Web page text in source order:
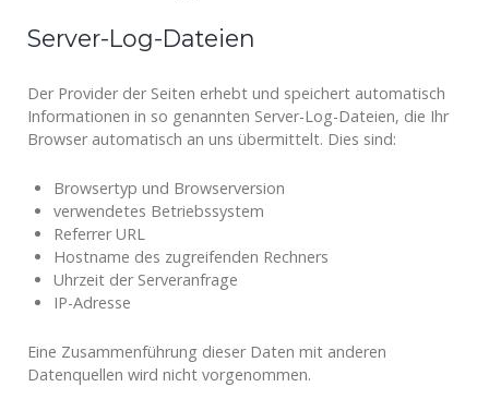
Server-Log-Dateien
Der Provider der Seiten erhebt und speichert automatisch
Informationen in so genannten Server-Log-Dateien, die Ihr
Browser automatisch an uns übermittelt. Dies sind:
Browsertyp und Browserversion
verwendetes Betriebssystem
Referrer URL
Hostname des zugreifenden Rechners
Uhrzeit der Serveranfrage
IP-Adresse
Eine Zusammenführung dieser Daten mit anderen
Datenquellen wird nicht vorgenommen.